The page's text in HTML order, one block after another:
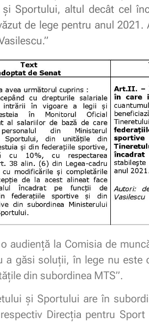
și Sportului, altul decât cel
de lege pentru anul
audiență la Comisia de
a găsi soluții, în lege nu
din subordinea MTS”.
şi Sportului are în
Direcţia pentru